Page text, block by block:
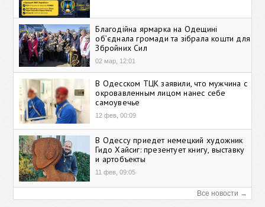
Благодійна ярмарка на Одещині
об’єднала громади та зібрала кошти для
Збройних Сил
02 мар, 12:01
В Одесском ТЦК заявили, что мужчина с
окровавленным лицом нанес себе
самоувечье
12 фев, 00:09
В Одессу приедет немецкий художник
Гидо Хайсиг: презентует книгу, выставку
и артобъекты
11 фев, 09:05
Все новости →